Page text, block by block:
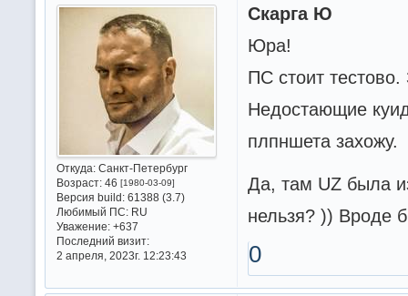
Откуда:Санкт-Петербург
Возраст:46 [1980-03-09]
Версия build:61388 (3.7)
Любимый ПС:RU
Уважение: +637
Последний визит:
2 апреля, 2023г. 12:23:43
Скарга Ю
Юра!
ПС стоит
Недостающие
плпншета захожу.
Да, там UZ была
нельзя? )) Вроде
0